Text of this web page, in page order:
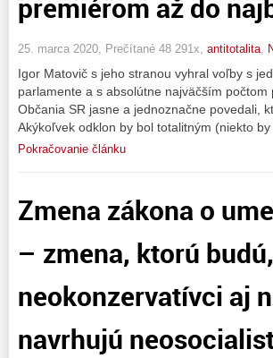
premiérom až do
25. marca 2020, Prečítané 48 291x, antitotalita
Igor Matovič s jeho stranou vyhral voľby s
parlamente a s absolútne najväčším
Občania SR jasne a jednoznačne povedali,
Akýkoľvek odklon by bol totalitným (niekto
Pokračovanie článku
Zmena zákona o
– zmena, ktorú
neokonzervatívci aj
navrhujú